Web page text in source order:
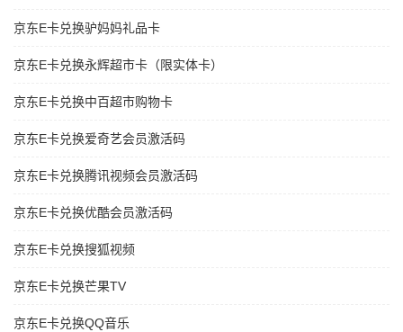
京东E卡兑换驴妈妈礼品卡
京东E卡兑换永辉超市卡（限实体卡）
京东E卡兑换中百超市购物卡
京东E卡兑换爱奇艺会员激活码
京东E卡兑换腾讯视频会员激活码
京东E卡兑换优酷会员激活码
京东E卡兑换搜狐视频
京东E卡兑换芒果TV
京东E卡兑换QQ音乐